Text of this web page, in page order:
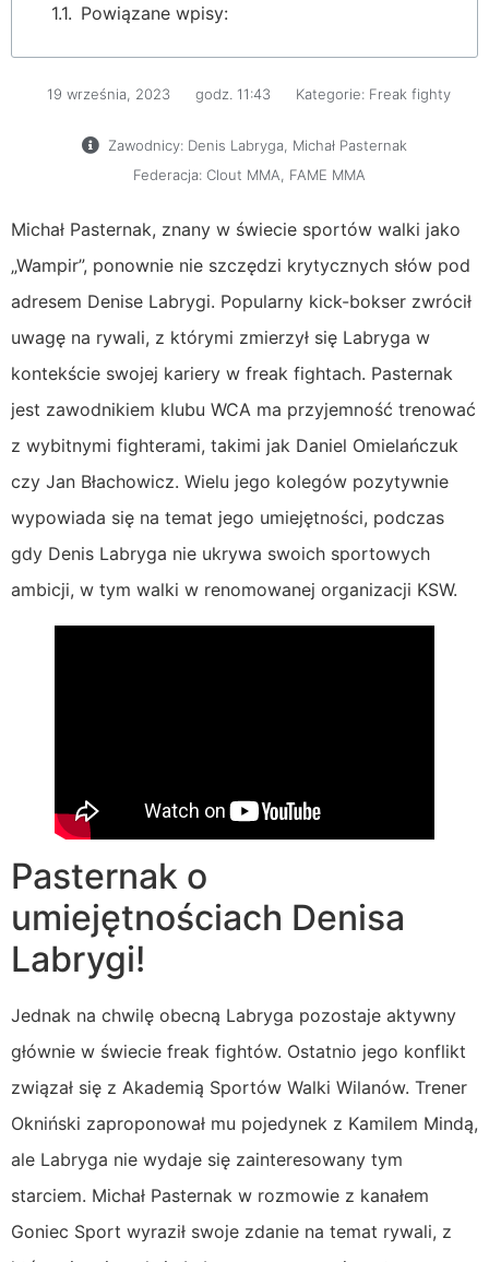
Powiązane wpisy:
19 września, 2023 godz. 11:43 Kategorie: Freak fighty
Zawodnicy: Denis Labryga Michał Pasternak
Federacja: Clout MMA FAME MMA
Michał Pasternak, znany w świecie sportów walki jako
„Wampir”, ponownie nie szczędzi krytycznych słów pod
adresem Denise Labrygi. Popularny kick-bokser zwrócił
uwagę na rywali, z którymi zmierzył się Labryga w
kontekście swojej kariery w freak fightach. Pasternak
jest zawodnikiem klubu WCA ma przyjemność trenować
z wybitnymi fighterami, takimi jak Daniel Omielańczuk
czy Jan Błachowicz. Wielu jego kolegów pozytywnie
wypowiada się na temat jego umiejętności, podczas
gdy Denis Labryga nie ukrywa swoich sportowych
ambicji, w tym walki w renomowanej organizacji KSW.
Pasternak o
umiejętnościach Denisa
Labrygi!
Jednak na chwilę obecną Labryga pozostaje aktywny
głównie w świecie freak fightów. Ostatnio jego konflikt
związał się z Akademią Sportów Walki Wilanów. Trener
Okniński zaproponował mu pojedynek z Kamilem Mindą,
ale Labryga nie wydaje się zainteresowany tym
starciem. Michał Pasternak w rozmowie z kanałem
Goniec Sport wyraził swoje zdanie na temat rywali, z